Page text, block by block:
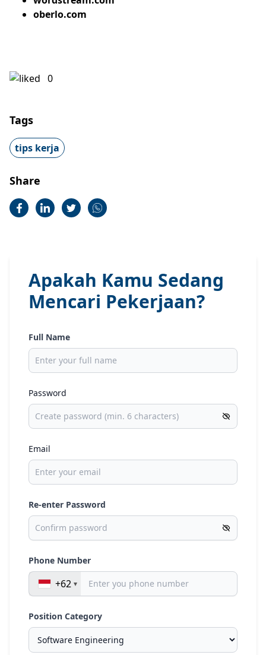
oberlo.com
0
Tags
tips kerja
Share
Apakah Kamu Sedang
Mencari Pekerjaan?
Full Name
Password
Email
Re-enter Password
Phone Number
+62
Position Category